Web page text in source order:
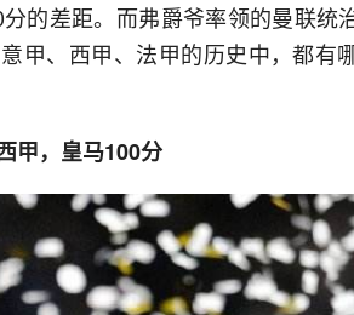
的差距。而弗爵爷率领的曼联统
甲、西甲、法甲的历史中，都有
甲，皇马100分